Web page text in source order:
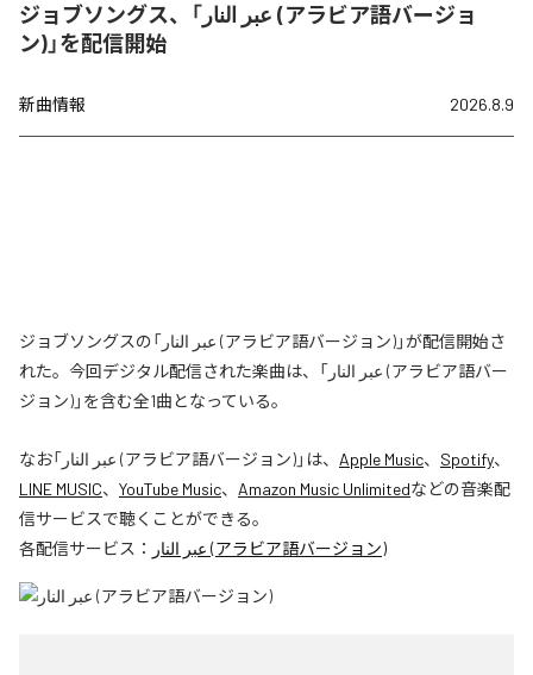
ジョブソングス、「عبر النار (アラビア語バージョ
ン)」を配信開始
新曲情報 2026.8.9
ジョブソングスの「عبر النار (アラビア語バージョン)」が配信開始さ
れた。今回デジタル配信された楽曲は、「عبر النار (アラビア語バー
ジョン)」を含む全1曲となっている。
なお「 عبر النار (アラビア語バージョン)」は、 Apple Music、 Spotify、
LINE MUSIC、 YouTube Music、 Amazon Music Unlimitedなどの音楽配
信サービスで聴くことができる。
各配信サービス：
عبر النار (アラビア語バージョン)